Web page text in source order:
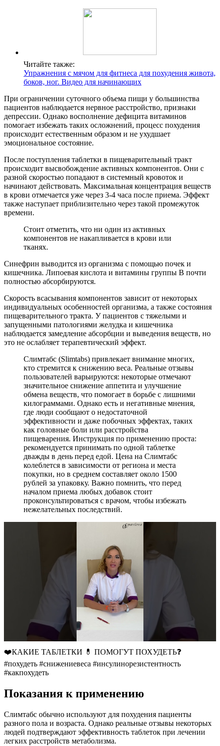
Читайте также:
Упражнения с мячом для фитнеса для похудения живота,
боков, ног. Видео для начинающих
При ограничении суточного объема пищи у большинства
пациентов наблюдается нервное расстройство, признаки
депрессии. Однако восполнение дефицита витаминов
помогает избежать таких осложнений, процесс похудения
происходит естественным образом и не ухудшает
эмоциональное состояние.
После поступления таблетки в пищеварительный тракт
происходит высвобождение активных компонентов. Они с
разной скоростью попадают в системный кровоток и
начинают действовать. Максимальная концентрация веществ
в крови отмечается уже через 3-4 часа после приема. Эффект
также наступает приблизительно через такой промежуток
времени.
Стоит отметить, что ни один из активных
компонентов не накапливается в крови или
тканях.
Синефрин выводится из организма с помощью почек и
кишечника. Липоевая кислота и витамины группы В почти
полностью абсорбируются.
Скорость всасывания компонентов зависит от некоторых
индивидуальных особенностей организма, а также состояния
пищеварительного тракта. У пациентов с тяжелыми и
запущенными патологиями желудка и кишечника
наблюдается замедление абсорбции и выведения веществ, но
это не ослабляет терапевтический эффект.
Слимтабс (Slimtabs) привлекает внимание многих,
кто стремится к снижению веса. Реальные отзывы
пользователей варьируются: некоторые отмечают
значительное снижение аппетита и улучшение
обмена веществ, что помогает в борьбе с лишними
килограммами. Однако есть и негативные мнения,
где люди сообщают о недостаточной
эффективности и даже побочных эффектах, таких
как головные боли или расстройства
пищеварения. Инструкция по применению проста:
рекомендуется принимать по одной таблетке
дважды в день перед едой. Цена на Слимтабс
колеблется в зависимости от региона и места
покупки, но в среднем составляет около 1500
рублей за упаковку. Важно помнить, что перед
началом приема любых добавок стоит
проконсультироваться с врачом, чтобы избежать
нежелательных последствий.
❤️КАКИЕ ТАБЛЕТКИ 💊 ПОМОГУТ ПОХУДЕТЬ❓
#похудеть #снижениевеса #инсулинорезистентность
#какпохудеть
Показания к применению
Слимтабс обычно используют для похудения пациенты
разного пола и возраста. Однако реальные отзывы некоторых
людей подтверждают эффективность таблеток при лечении
легких расстройств метаболизма.